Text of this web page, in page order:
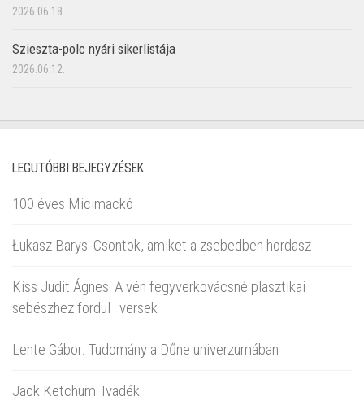
2026.06.18.
Szieszta-polc nyári sikerlistája
2026.06.12.
LEGUTÓBBI BEJEGYZÉSEK
100 éves Micimackó
Łukasz Barys: Csontok, amiket a zsebedben hordasz
Kiss Judit Ágnes: A vén fegyverkovácsné plasztikai
sebészhez fordul : versek
Lente Gábor: Tudomány a Dűne univerzumában
Jack Ketchum: Ivadék